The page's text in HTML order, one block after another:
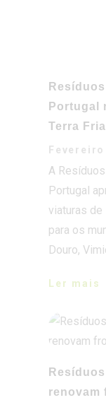
Fevereiro
A
Portugal
viaturas de
para os
Douro,
Ler mais
renovam
A
Portugal